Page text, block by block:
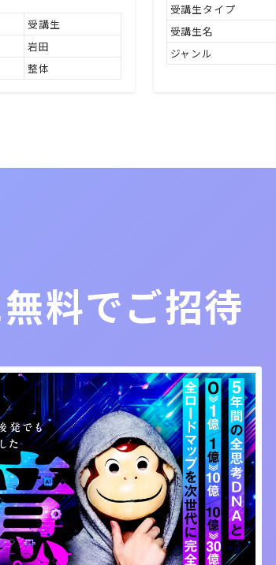
受講生
岩田
整体
受講生タイプ
受講生名
ジャンル
料でご招待